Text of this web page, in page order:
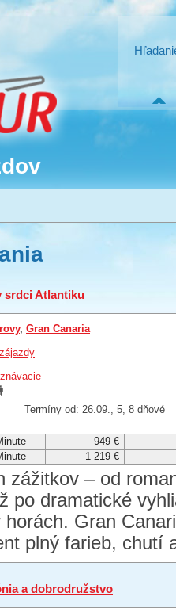
srdci Atlantiku
, Gran Canaria
Termíny od: 26.09., 5, 8 dňové
949 €
1 219 €
zážitkov – od
po dramatické
Gran
plný farieb, chutí
a dobrodružstvo